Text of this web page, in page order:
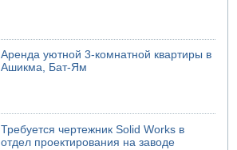
Аренда уютной 3-комнатной квартиры в
Ашикма, Бат-Ям
Требуется чертежник Solid Works в
отдел проектирования на заводе